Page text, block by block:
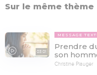
Sur le même thème
03:01
MESSAGE
Prendre
son
Christine Piauger